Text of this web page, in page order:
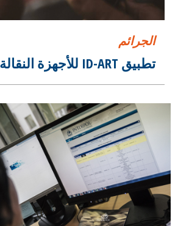
الجرائم
تطبيق ID-ART للأجهزة النقالة